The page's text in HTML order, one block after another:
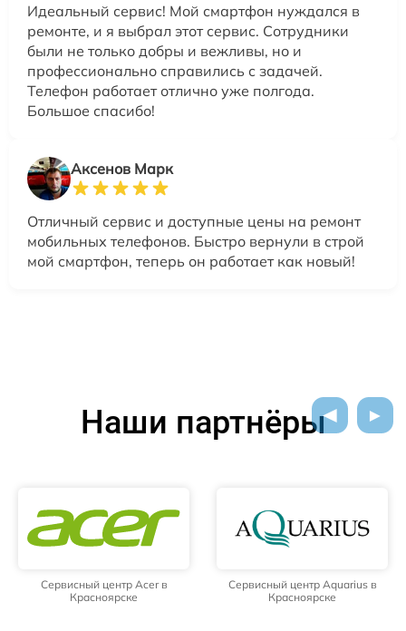
Идеальный сервис! Мой смартфон нуждался в
ремонте, и я выбрал этот сервис. Сотрудники
были не только добры и вежливы, но и
профессионально справились с задачей.
Телефон работает отлично уже полгода.
Большое спасибо!
Аксенов Марк
Отличный сервис и доступные цены на ремонт
мобильных телефонов. Быстро вернули в строй
мой смартфон, теперь он работает как новый!
Наши партнёры
Сервисный центр Acer в
Красноярске
Сервисный центр Aquarius в
Красноярске